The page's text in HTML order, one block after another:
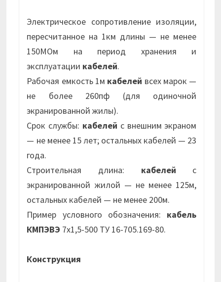
Электрическое сопротивление изоляции,
пересчитанное на 1км длины — не менее
150МОм на период хранения и
эксплуатации кабелей.
Рабочая емкость 1м кабелей всех марок —
не более 260пф (для одиночной
экранированной жилы).
Срок службы: кабелей с внешним экраном
— не менее 15 лет; остальных кабелей — 23
года.
Строительная длина: кабелей с
экранированной жилой — не менее 125м,
остальных кабелей — не менее 200м.
Пример условного обозначения: кабель
КМПЭВЭ 7х1,5-500 ТУ 16-705.169-80.
Конструкция